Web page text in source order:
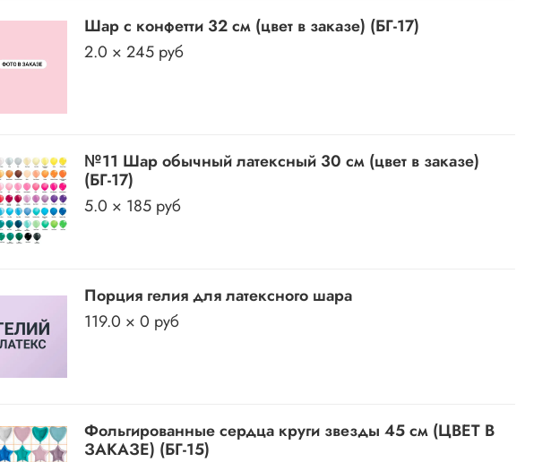
Шар с конфетти 32 см (цвет в заказе) (БГ-17)
2.0 × 245 руб
№11 Шар обычный латексный 30 см (цвет в заказе)
(БГ-17)
5.0 × 185 руб
Порция гелия для латексного шара
119.0 × 0 руб
Фольгированные сердца круги звезды 45 см (ЦВЕТ В
ЗАКАЗЕ) (БГ-15)